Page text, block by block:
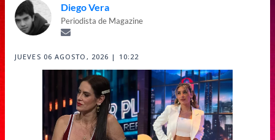
Diego Vera
Periodista de Magazine
JUEVES 06 AGOSTO, 2026 | 10:22